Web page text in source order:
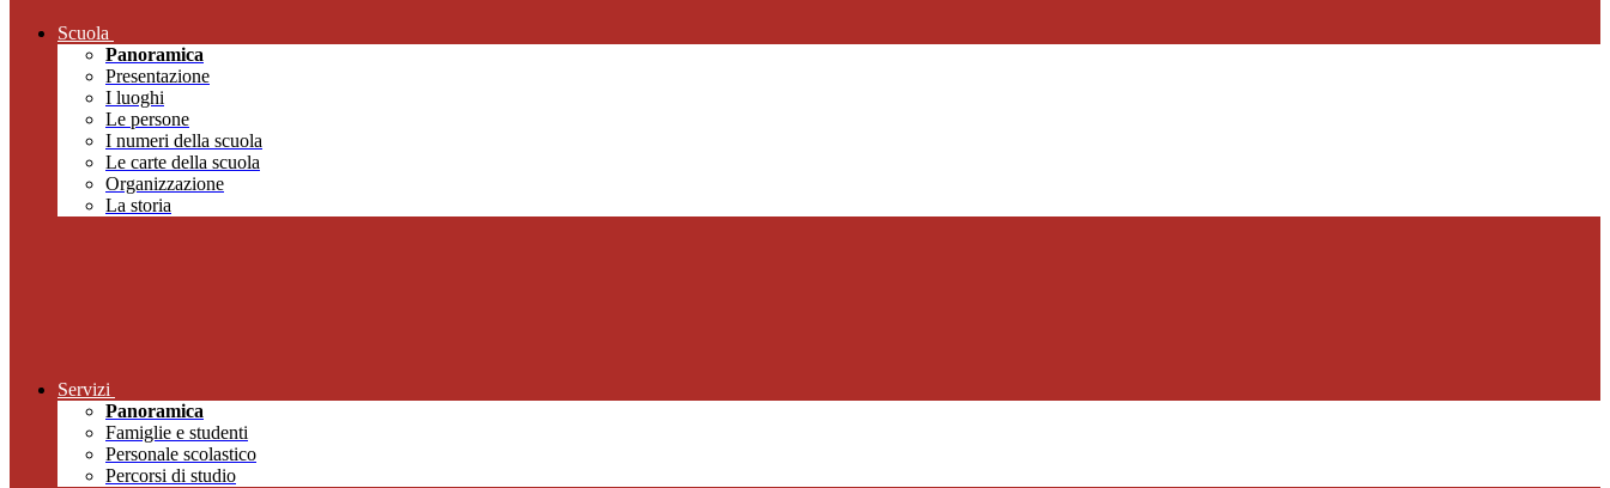
Scuola
Panoramica
Presentazione
I luoghi
Le persone
I numeri della scuola
Le carte della scuola
Organizzazione
La storia
Servizi
Panoramica
Famiglie e studenti
Personale scolastico
Percorsi di studio